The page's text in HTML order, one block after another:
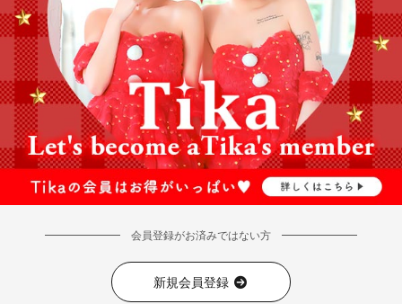
会員登録がお済みではない方
新規会員登録